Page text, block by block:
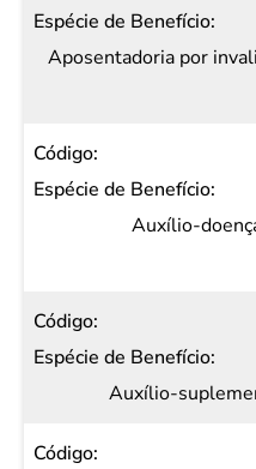
Aposentadoria por
Auxílio-
Auxílio-